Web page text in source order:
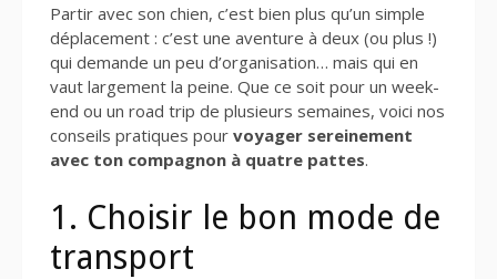
Partir avec son chien, c’est bien plus qu’un simple
déplacement : c’est une aventure à deux (ou plus !)
qui demande un peu d’organisation… mais qui en
vaut largement la peine. Que ce soit pour un week-
end ou un road trip de plusieurs semaines, voici nos
conseils pratiques pour voyager sereinement
avec ton compagnon à quatre pattes.
1. Choisir le bon mode de
transport